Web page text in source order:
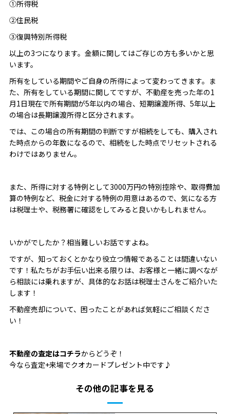
①所得税
②住民税
③復興特別所得税
以上の3つになります。金額に関してはご存じの方も多いかと思
います。
所有をしている期間やご自身の所得によって変わってきます。ま
た、所有をしている期間に関してですが、不動産を売った年の1
月1日現在で所有期間が5年以内の場合、短期譲渡所得、5年以上
の場合は長期譲渡所得と区分されます。
では、この場合の所有期間の判断ですが相続をしても、購入され
た時点からの年数になるので、相続をした時点でリセットされる
わけではありません。
また、所得に対する特例として3000万円の特別控除や、取得費加
算の特例など、税金に対する特例の用意はあるので、気になる方
は税理士や、税務署に確認をしてみると良いかもしれません。
いかがでしたか？相当難しいお話ですよね。
ですが、知っておくとかなり役立つ情報であることは間違いない
です！私たちがお手伝い出来る限りは、お客様と一緒に調べなが
ら相談には乗れますが、具体的なお話は税理士さんをご紹介いた
します！
不動産売却について、困ったことがあれば気軽にご相談くださ
い！
不動産の査定はコチラからどうぞ！
今なら査定+来場でクオカードプレゼント中です♪
その他の記事を見る